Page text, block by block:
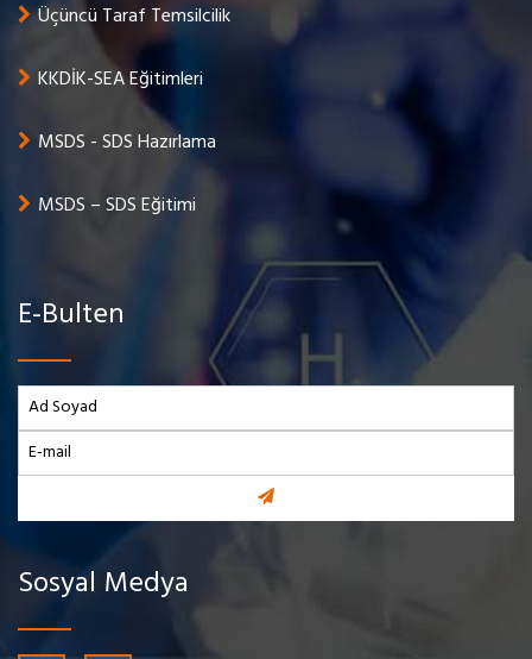
Üçüncü Taraf Temsilcilik
KKDİK-SEA Eğitimleri
MSDS - SDS Hazırlama
MSDS – SDS Eğitimi
E-Bulten
Sosyal Medya